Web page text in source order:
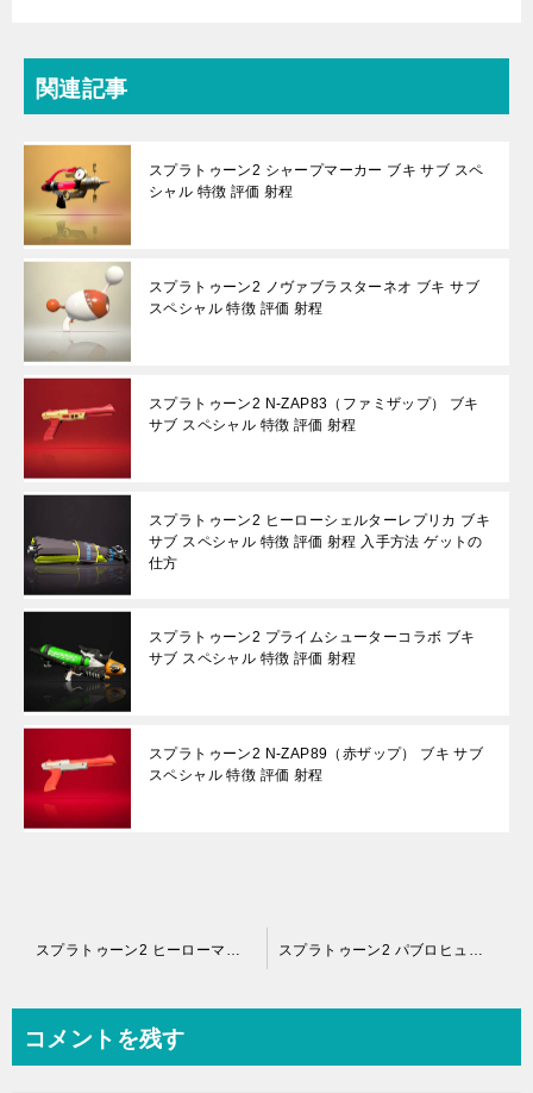
関連記事
スプラトゥーン2 シャープマーカー ブキ サブ スペ
シャル 特徴 評価 射程
スプラトゥーン2 ノヴァブラスターネオ ブキ サブ
スペシャル 特徴 評価 射程
スプラトゥーン2 N-ZAP83（ファミザップ） ブキ
サブ スペシャル 特徴 評価 射程
スプラトゥーン2 ヒーローシェルターレプリカ ブキ
サブ スペシャル 特徴 評価 射程 入手方法 ゲットの
仕方
スプラトゥーン2 プライムシューターコラボ ブキ
サブ スペシャル 特徴 評価 射程
スプラトゥーン2 N-ZAP89（赤ザップ） ブキ サブ
スペシャル 特徴 評価 射程
ビ
コメントを残す